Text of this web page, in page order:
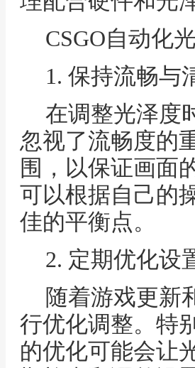
CSGO自动化
1. 保持流畅与
在调整光泽度
忽视了流畅度的
围，以保证画面
可以根据自己的
佳的平衡点。
2. 定期优化设
随着游戏更新
行优化调整。特
的优化可能会让